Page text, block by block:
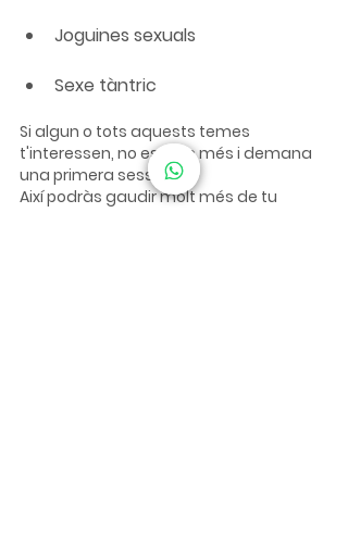
Joguines sexuals
Sexe tàntric
Si algun o tots aquests temes
t'interessen, no esperis més i demana
una primera sessió.
Així podràs gaudir molt més de tu